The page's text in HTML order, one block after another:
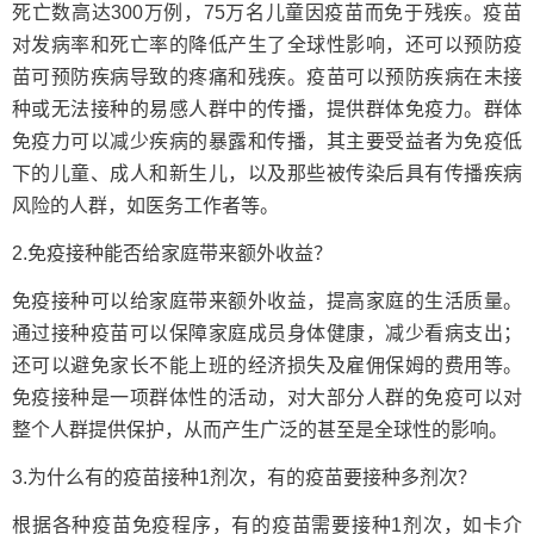
死亡数高达300万例，75万名儿童因疫苗而免于残疾。疫苗
对发病率和死亡率的降低产生了全球性影响，还可以预防疫
苗可预防疾病导致的疼痛和残疾。疫苗可以预防疾病在未接
种或无法接种的易感人群中的传播，提供群体免疫力。群体
免疫力可以减少疾病的暴露和传播，其主要受益者为免疫低
下的儿童、成人和新生儿，以及那些被传染后具有传播疾病
风险的人群，如医务工作者等。
2.免疫接种能否给家庭带来额外收益？
免疫接种可以给家庭带来额外收益，提高家庭的生活质量。
通过接种疫苗可以保障家庭成员身体健康，减少看病支出；
还可以避免家长不能上班的经济损失及雇佣保姆的费用等。
免疫接种是一项群体性的活动，对大部分人群的免疫可以对
整个人群提供保护，从而产生广泛的甚至是全球性的影响。
3.为什么有的疫苗接种1剂次，有的疫苗要接种多剂次？
根据各种疫苗免疫程序，有的疫苗需要接种1剂次，如卡介